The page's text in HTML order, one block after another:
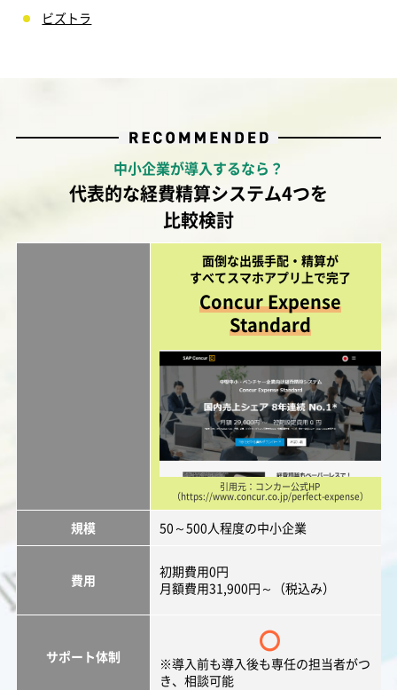
ビズトラ
中小企業が導入するなら？
代表的な経費精算システム4つを
比較検討
面倒な出張手配・精算が
すべてスマホアプリ上で完了
Concur Expense
Standard
引用元：コンカー公式HP
（https://www.concur.co.jp/perfect-expense）
規模 50～500人程度の中小企業
費用
初期費用0円
月額費用31,900円～（税込み）
サポート体制
〇
※導入前も導入後も専任の担当者がつ
き、相談可能